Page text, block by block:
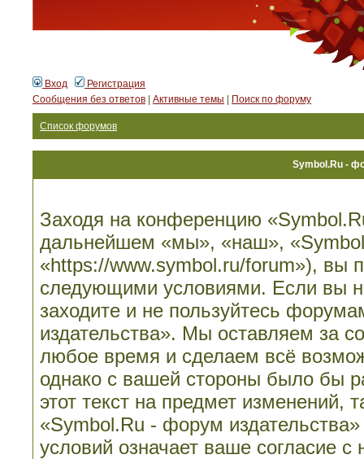
Вход
Регистрация
Сообщения без ответов
Активные темы Поиск по форуму
Список форумов
Symbol.Ru -
Заходя на конференцию
дальнейшем «мы», «наш»,
«https://www.symbol.ru/forum»), вы
следующими условиями. Если вы
заходите и не пользуйтесь
издательства». Мы оставляем за
любое время и сделаем всё
однако с вашей стороны было бы
этот текст на предмет изменений,
«Symbol.Ru - форум
условий означает ваше согласие с